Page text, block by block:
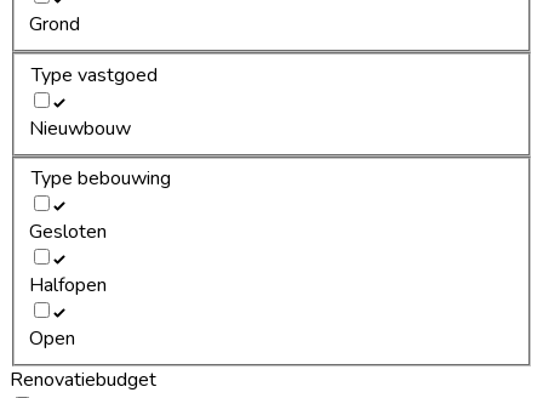
Grond
Type vastgoed
Nieuwbouw
Type bebouwing
Gesloten
Halfopen
Open
Renovatiebudget